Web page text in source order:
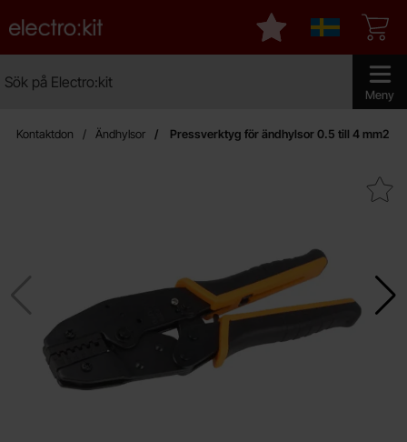
Meny
Startsidan för Electro:kit
Sverige
Mina favoriter
Kontaktdon Ändhylsor Pressverktyg för ändhylsor 0.5 till 4 mm2
Makera pressverktyg för